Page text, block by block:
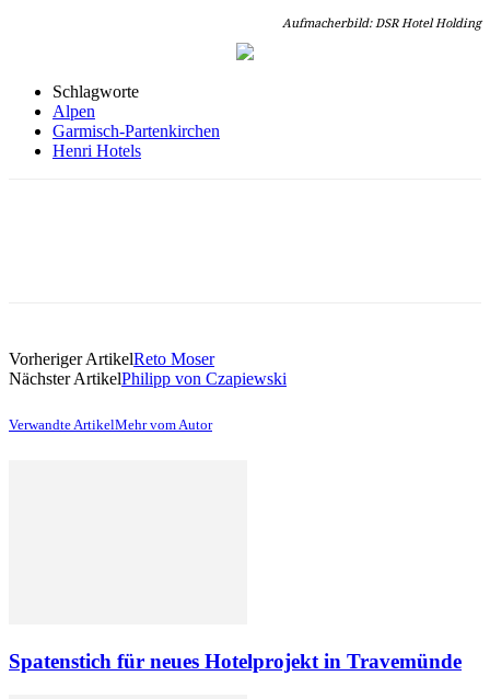
Aufmacherbild: DSR Hotel Holding
Schlagworte
Alpen
Garmisch-Partenkirchen
Henri Hotels
Vorheriger ArtikelReto Moser
Nächster ArtikelPhilipp von Czapiewski
Verwandte ArtikelMehr vom Autor
Spatenstich für neues Hotelprojekt in Travemünde